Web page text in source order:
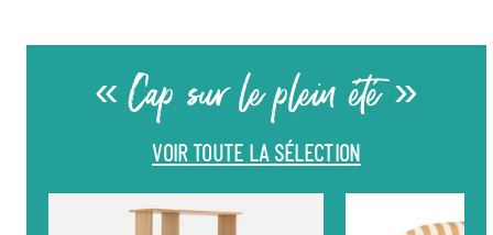
« Cap sur le plein été »
VOIR TOUTE LA SÉLECTION